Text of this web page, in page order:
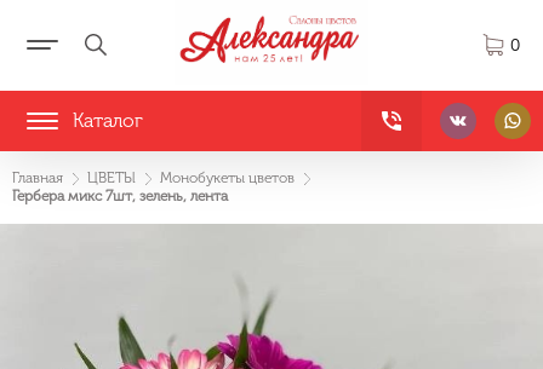
0
Каталог
Главная ЦВЕТЫ
Монобукеты цветов
Гербера микс 7шт, зелень, лента